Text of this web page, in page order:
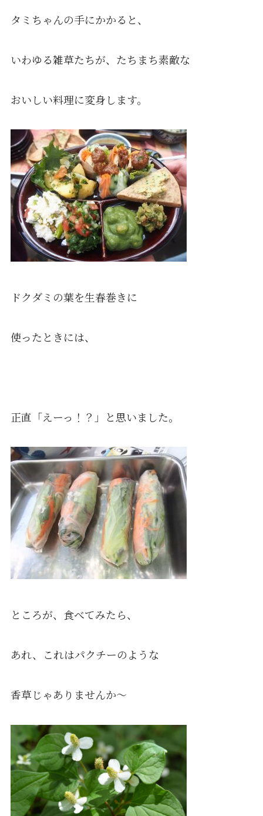
タミちゃんの手にかかると、
いわゆる雑草たちが、たちまち素敵な
おいしい料理に変身します。
ドクダミの葉を生春巻きに
使ったときには、
正直「えーっ！？」と思いました。
ところが、食べてみたら、
あれ、これはパクチーのような
香草じゃありませんか〜